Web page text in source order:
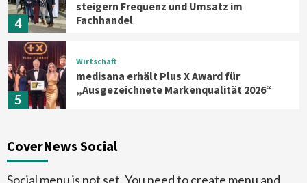
4
steigern Frequenz und Umsatz im
Fachhandel
5
Wirtschaft
medisana erhält Plus X Award für
„Ausgezeichnete Markenqualität 2026“
6
Verbraucher setzen immer mehr auf
CoverNews Social
Social menu is not set. You need to create menu and